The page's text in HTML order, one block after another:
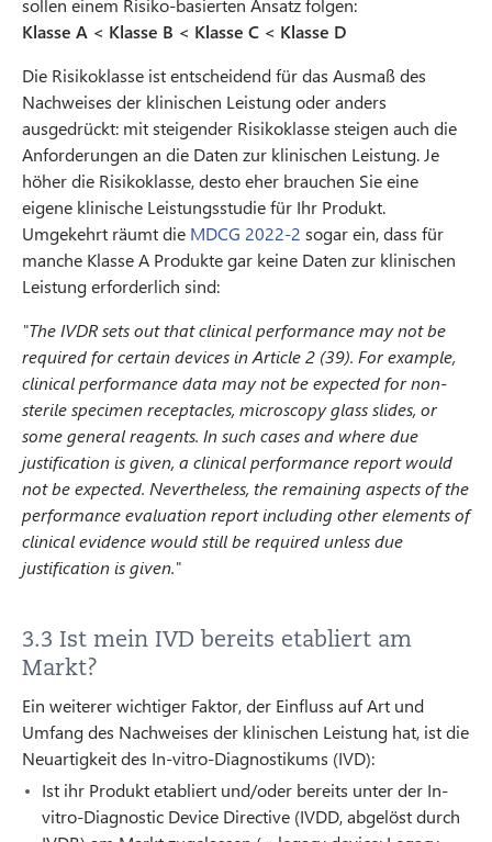
sollen einem Risiko-basierten Ansatz folgen:
Klasse A < Klasse B < Klasse C < Klasse D
Die Risikoklasse ist entscheidend für das Ausmaß des
Nachweises der klinischen Leistung oder anders
ausgedrückt: mit steigender Risikoklasse steigen auch die
Anforderungen an die Daten zur klinischen Leistung. Je
höher die Risikoklasse, desto eher brauchen Sie eine
eigene klinische Leistungsstudie für Ihr Produkt.
Umgekehrt räumt die MDCG 2022-2 sogar ein, dass für
manche Klasse A Produkte gar keine Daten zur klinischen
Leistung erforderlich sind:
"The IVDR sets out that clinical performance may not be
required for certain devices in Article 2 (39). For example,
clinical performance data may not be expected for non-
sterile specimen receptacles, microscopy glass slides, or
some general reagents. In such cases and where due
justification is given, a clinical performance report would
not be expected. Nevertheless, the remaining aspects of the
performance evaluation report including other elements of
clinical evidence would still be required unless due
justification is given."
3.3 Ist mein IVD bereits etabliert am
Markt?
Ein weiterer wichtiger Faktor, der Einfluss auf Art und
Umfang des Nachweises der klinischen Leistung hat, ist die
Neuartigkeit des In-vitro-Diagnostikums (IVD):
Ist ihr Produkt etabliert und/oder bereits unter der In-
vitro-Diagnostic Device Directive (IVDD, abgelöst durch